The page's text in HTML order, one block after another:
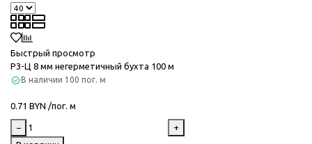
Быстрый просмотр
Р3-Ц 8 мм негерметичный бухта 100 м
В наличии 100 пог. м
0.71 BYN /пог. м
−
+